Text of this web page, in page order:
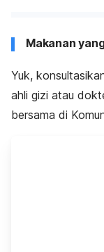
Makanan
Yuk,
ahli gizi atau
bersama di